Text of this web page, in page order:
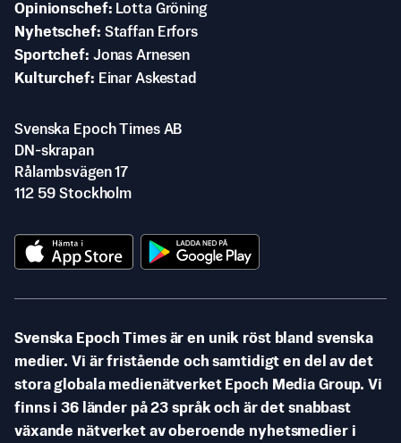
Opinionschef
Lotta Gröning
Nyhetschef Staffan Erfors
Sportchef Jonas Arnesen
Kulturchef
Einar Askestad
Svenska Epoch Times AB
DN-skrapan
Rålambsvägen 17
112 59 Stockholm
Svenska Epoch Times är en unik röst bland svenska
medier. Vi är fristående och samtidigt en del av det
stora globala medienätverket Epoch Media Group. Vi
finns i 36 länder på 23 språk och är det snabbast
växande nätverket av oberoende nyhetsmedier i